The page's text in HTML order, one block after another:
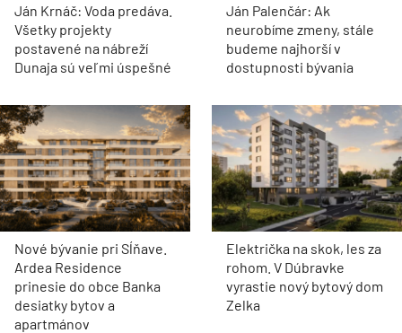
Ján Krnáč: Voda predáva.
Všetky projekty
postavené na nábreží
Dunaja sú veľmi úspešné
Ján Palenčár: Ak
neurobíme zmeny, stále
budeme najhorší v
dostupnosti bývania
Nové bývanie pri Sĺňave.
Ardea Residence
prinesie do obce Banka
desiatky bytov a
apartmánov
Električka na skok, les za
rohom. V Dúbravke
vyrastie nový bytový dom
Zelka